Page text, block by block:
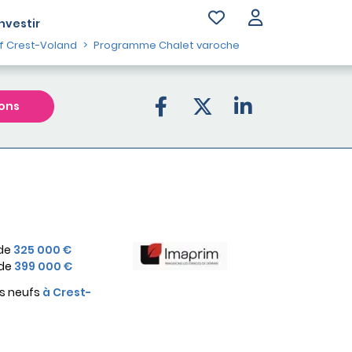
Crest-Voland Programme Chalet varoche
325 000 €
399 000 €
neufs à Crest-